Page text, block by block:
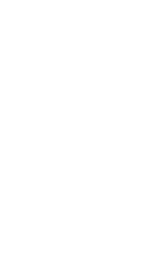
křesla na pokoj zdarma.